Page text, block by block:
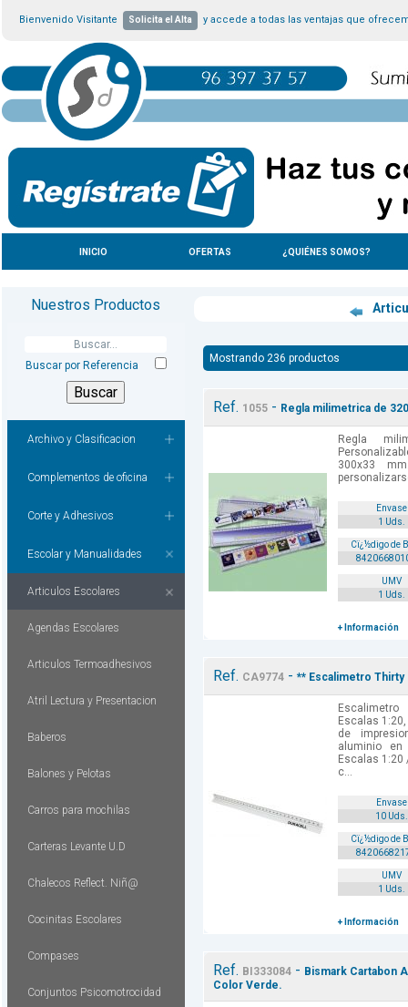
Bienvenido Visitante Solicita el Alta y accede a todas las ventajas que
INICIO OFERTAS ¿QUIÉNES SOMOS?
Nuestros Productos
Buscar por Referencia
Archivo y Clasificacion
Complementos de oficina
Corte y Adhesivos
Escolar y Manualidades
Articulos Escolares
Agendas Escolares
Articulos Termoadhesivos
Atril Lectura y Presentacion
Baberos
Balones y Pelotas
Carros para mochilas
Carteras Levante U.D
Chalecos Reflect. Niñ@
Cocinitas Escolares
Compases
Conjuntos Psicomotrocidad
Mostrando 236 productos
Ref. 1055- Regla milimetrica de
Regla
300x33
Envase
1 Uds.
Cï¿½digo de
UMV
1 Uds.
+ Información
Ref. CA9774- ** Escalimetro
Escalas
de
aluminio
Escalas 1:20
c...
Envase
10 Uds.
Cï¿½digo de
UMV
1 Uds.
+ Información
Ref. BI333084- Bismark Cartabon
Color Verde.